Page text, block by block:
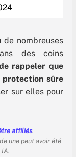
nombreuses
des coins
rappeler que
protection sûre
sur elles pour
affiliés.
une peut avoir été